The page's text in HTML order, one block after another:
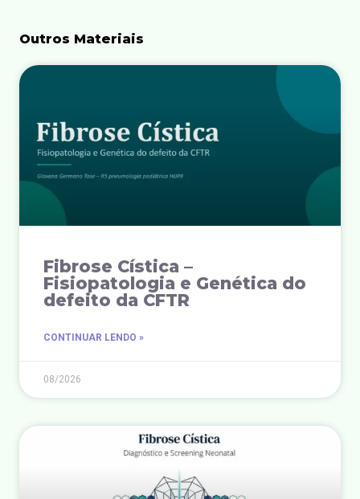
Outros Materiais
Fibrose Cística –
Fisiopatologia e Genética do
defeito da CFTR
CONTINUAR LENDO »
08/2026